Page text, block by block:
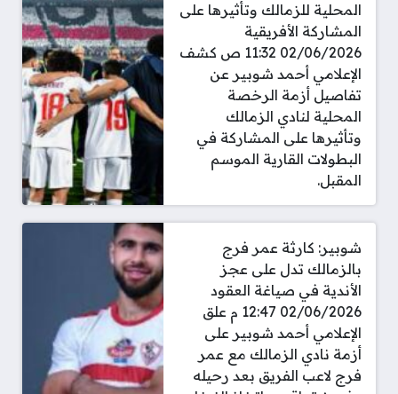
المحلية للزمالك وتأثيرها على
المشاركة الأفريقية
02/06/2026 11:32 ص كشف
الإعلامي أحمد شوبير عن
تفاصيل أزمة الرخصة
المحلية لنادي الزمالك
وتأثيرها على المشاركة في
البطولات القارية الموسم
المقبل.
شوبير: كارثة عمر فرج
بالزمالك تدل على عجز
الأندية في صياغة العقود
02/06/2026 12:47 م علق
الإعلامي أحمد شوبير على
أزمة نادي الزمالك مع عمر
فرج لاعب الفريق بعد رحيله